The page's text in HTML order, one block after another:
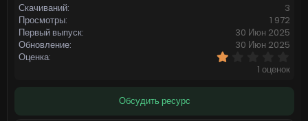
Скачиваний
3
Просмотры
1 972
Первый выпуск
30 Июн 2025
Обновление
30 Июн 2025
Оценка
,
0
1 оценок
Обсудить ресурс